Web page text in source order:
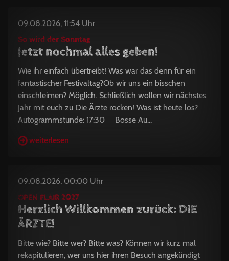
09.08.2026, 11:54 Uhr
So wird der Sonntag
Jetzt nochmal alles geben!
Wie ihr einfach übertreibt! Was war das denn für ein
fantastischer Festivaltag?Ob wir uns ein bisschen
einschleimen? Möglich. Schließlich wollen wir nächstes
Jahr mit euch zu Die Ärzte rocken! Was ist heute los?
Autogrammstunde: 17:30 Bosse Au...
weiterlesen
09.08.2026, 00:00 Uhr
OPEN FLAIR 2027
Herzlich Willkommen zurück: DIE
ÄRZTE!
Bitte wie? Bitte wer? Bitte was? Können wir kurz mal
rekapitulieren, wer uns hier ihren Besuch angekündigt